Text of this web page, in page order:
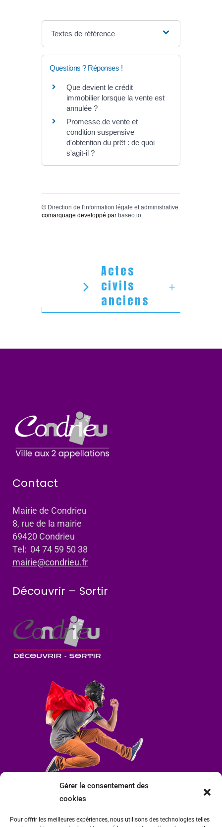
Gérer le consentement des
cookies
Pour offrir les meilleures expériences, nous utilisons des technologies telles
Textes de référence
Questions ? Réponses !
Que devient le crédit
immobilier lorsque la vente est
annulée ?
Promesse de vente et
condition suspensive
d'obtention du prêt : de quoi
s'agit-il ?
© Direction de l'information légale et administrative
comarquage developpé par baseo.io
Actes
civils
anciens
Contact
Mairie de Condrieu
8, rue de la mairie
69420 Condrieu
Tel: 04 74 59 50 38
mairie@condrieu.fr
Découvrir – Sortir